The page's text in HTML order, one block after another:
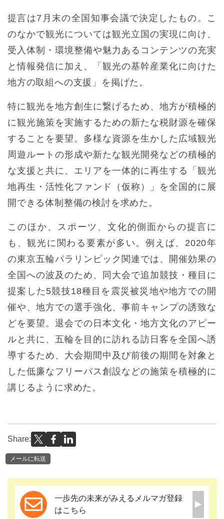
提言は7月末の全国知事会議で決定したもの。こ
のなかで観光については観光立国の実現に向け、
受入体制・環境整備や魅力あるコンテンツの充実
と情報発信に加え、「観光の基幹産業化に向けた
地方の取組への支援」を掲げた。
特に観光を地方創生に繋げるため、地方が積極的
に観光施策を実施するための新たな税財源を確保
することを要望。多様な資源を生かした広域観光
周遊ルートの形成や新たな観光開発などの積極的
な支援と共に、エリアを一体的に再生する「観光
地再生・活性化ファンド（仮称）」を全国的に展
開できる体制整備の検討を求めた。
このほか、スポーツ、文化的側面からの提言に
も、観光に関わる要素が多い。例えば、2020年
の東京五輪パラリンピック関連では、開催効果の
全国への波及のため、同大会で追加競技・種目に
提案した5競技18種目を震災被災地や地方での開
催や、地方での選手強化、事前キャンプの誘致な
どを要望。退会での日本文化・地方文化のアピー
ルと共に、五輪を目的に訪れる訪日客を全国へ誘
導するため、大会期間中及び前後の期間を対象と
した低廉なフリーパス創設などの施策を積極的に
講じるように求めた。
Share:
メールに転送
一歩先の未来がみえるメルマガ登録
はこちら